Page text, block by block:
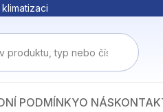
PODMÍNKYO NÁS